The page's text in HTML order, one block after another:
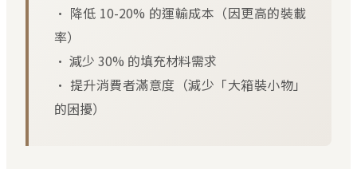
• 降低 10-20% 的運輸成本（因更高的裝載
率）
• 減少 30% 的填充材料需求
• 提升消費者滿意度（減少「大箱裝小物」
的困擾）